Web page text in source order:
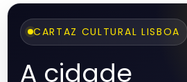
CARTAZ CULTURAL LISBOA
A cidade